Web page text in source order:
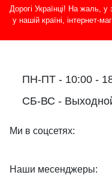
Дорогі Українці! На жаль,
у нашій країні, інтернет-
ПН-ПТ - 10:00 -
СБ-ВС -
Ми в соцсетях:
Наши месенджеры: